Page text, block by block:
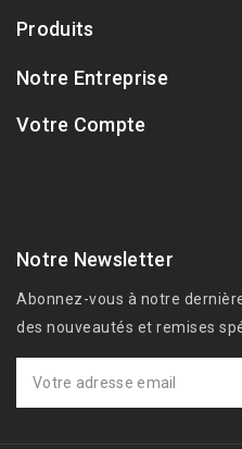
Produits
Notre Entreprise
Votre Compte
Notre Newsletter
Abonnez-vous à notre
des nouveautés et remises